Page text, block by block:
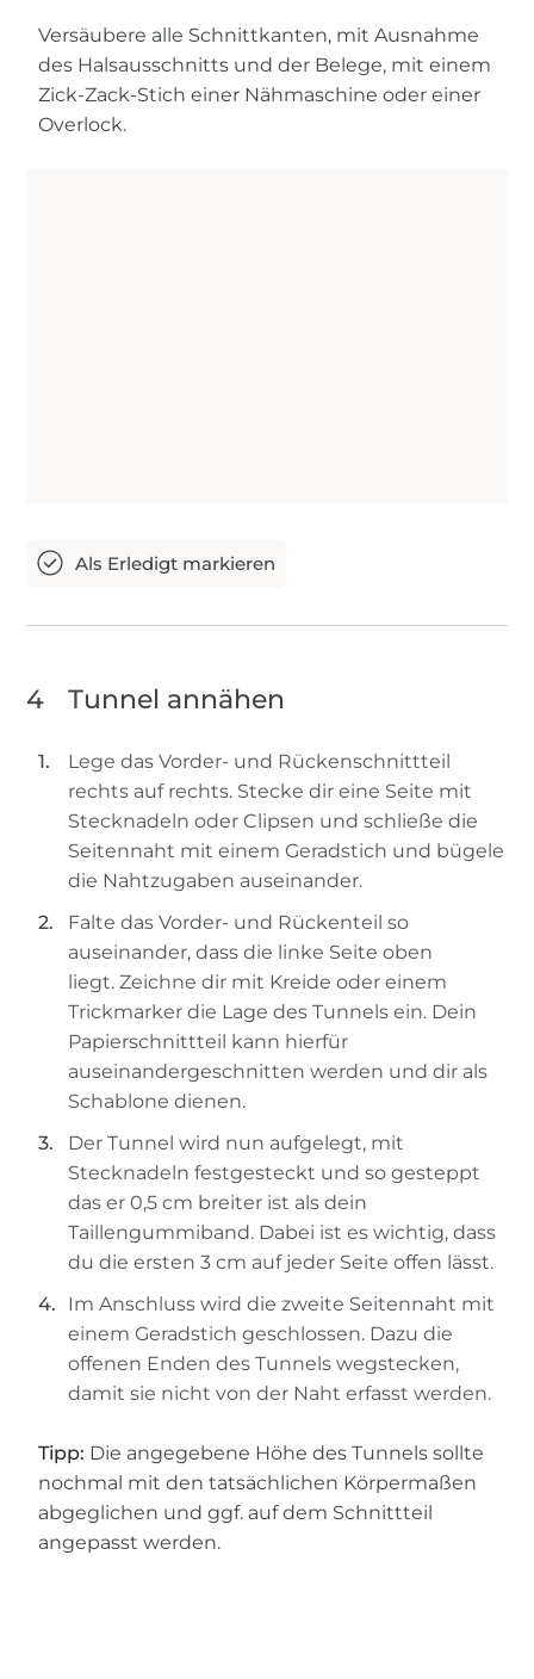
Versäubere alle Schnittkanten, mit Ausnahme
des Halsausschnitts und der Belege, mit einem
Zick-Zack-Stich einer Nähmaschine oder einer
Overlock.
4 Tunnel annähen
Lege das Vorder- und Rückenschnittteil
rechts auf rechts. Stecke dir eine Seite mit
Stecknadeln oder Clipsen und schließe die
Seitennaht mit einem Geradstich und bügele
die Nahtzugaben auseinander.
Falte das Vorder- und Rückenteil so
auseinander, dass die linke Seite oben
liegt. Zeichne dir mit Kreide oder einem
Trickmarker die Lage des Tunnels ein. Dein
Papierschnittteil kann hierfür
auseinandergeschnitten werden und dir als
Schablone dienen.
Der Tunnel wird nun aufgelegt, mit
Stecknadeln festgesteckt und so gesteppt
das er 0,5 cm breiter ist als dein
Taillengummiband. Dabei ist es wichtig, dass
du die ersten 3 cm auf jeder Seite offen lässt.
Im Anschluss wird die zweite Seitennaht mit
einem Geradstich geschlossen. Dazu die
offenen Enden des Tunnels wegstecken,
damit sie nicht von der Naht erfasst werden.
Tipp: Die angegebene Höhe des Tunnels sollte
nochmal mit den tatsächlichen Körpermaßen
abgeglichen und ggf. auf dem Schnittteil
angepasst werden.